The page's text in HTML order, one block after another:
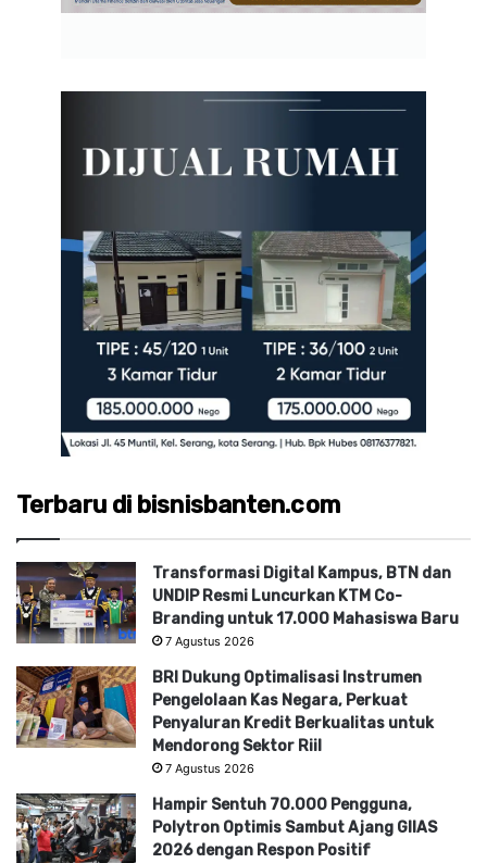
Terbaru di bisnisbanten.com
Transformasi Digital Kampus, BTN dan
UNDIP Resmi Luncurkan KTM Co-
Branding untuk 17.000 Mahasiswa Baru
7 Agustus 2026
BRI Dukung Optimalisasi Instrumen
Pengelolaan Kas Negara, Perkuat
Penyaluran Kredit Berkualitas untuk
Mendorong Sektor Riil
7 Agustus 2026
Hampir Sentuh 70.000 Pengguna,
Polytron Optimis Sambut Ajang GIIAS
2026 dengan Respon Positif